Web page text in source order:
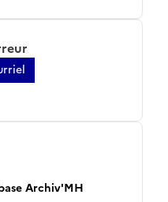
Archiv'MH